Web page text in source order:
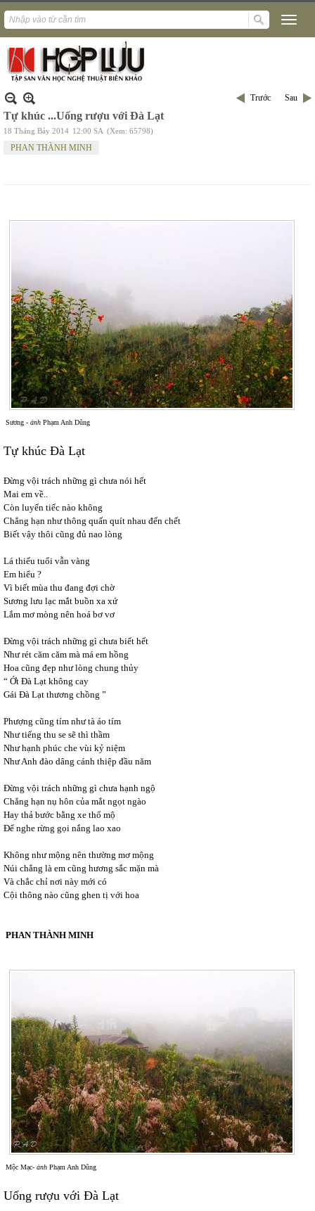
Trước Sau
Tự khúc ...Uống rượu với Đà Lạt
18 Tháng Bảy 2014 12:00 SA (Xem: 65798)
PHAN THÀNH MINH
Sương - ảnh Phạm Anh Dũng
Tự khúc Đà Lạt
Đừng vội trách những gì chưa nói hết
Mai em về..
Còn luyến tiếc nào không
Chẳng hạn như thông quấn quít nhau đến chết
Biết vậy thôi cũng đủ nao lòng
Lá thiếu tuổi vẫn vàng
Em hiểu ?
Vì biết mùa thu đang đợi chờ
Sương lưu lạc mắt buồn xa xứ
Lắm mơ mòng nên hoá bơ vơ
Đừng vội trách những gì chưa biết hết
Như rét căm căm mà má em hồng
Hoa cũng đẹp như lòng chung thủy
“ Ớt Đà Lạt không cay
Gái Đà Lạt thương chồng ”
Phượng cũng tím như tà áo tím
Như tiếng thu se sẽ thì thầm
Như hạnh phúc che vùi kỷ niệm
Như Anh đào dâng cánh thiệp đầu năm
Đừng vội trách những gì chưa hạnh ngộ
Chẳng hạn nụ hôn của mắt ngọt ngào
Hay thả bước bằng xe thổ mộ
Để nghe rừng gọi nắng lao xao
Không như mộng nên thường mơ mộng
Núi chẳng là em cũng hương sắc mặn mà
Và chắc chỉ nơi này mới có
Cội thông nào cũng ghen tị với hoa
PHAN THÀNH MINH
Mộc Mạc- ảnh Phạm Anh Dũng
Uống rượu với Đà Lạt